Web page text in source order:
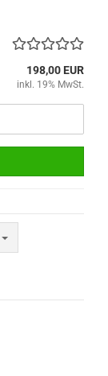
198,00 EUR
inkl. 19% MwSt.